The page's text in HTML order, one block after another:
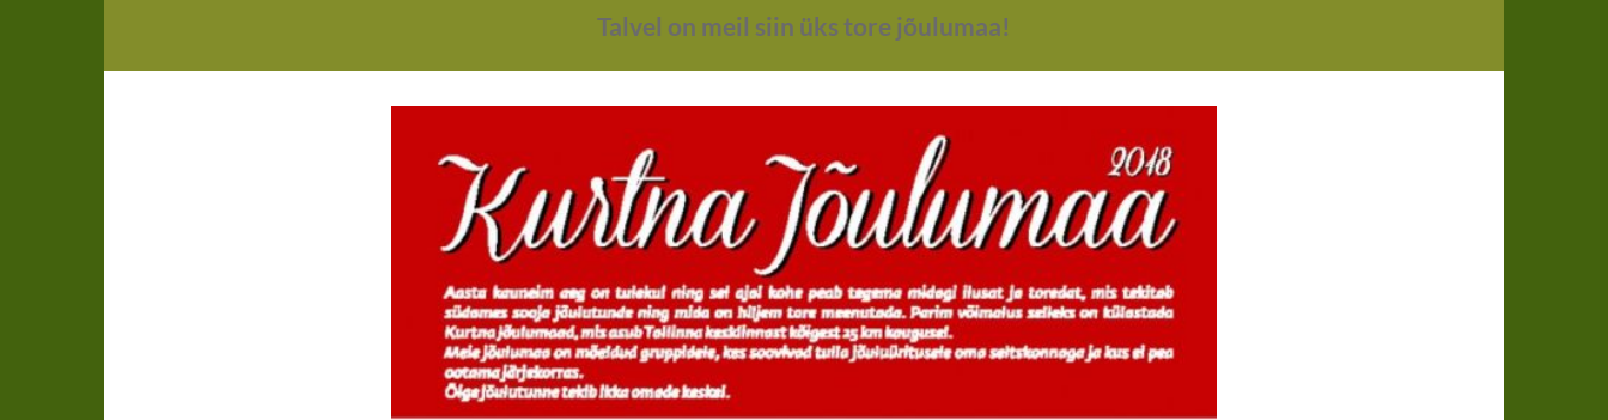
Talvel on meil siin üks tore jõulumaa!